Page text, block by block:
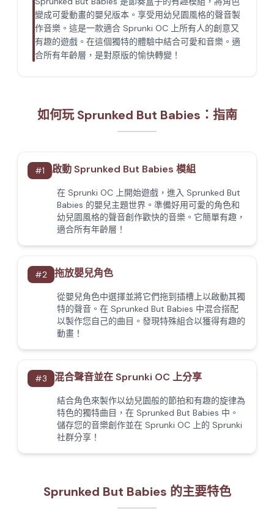
變成可愛動畫的嬰兒版本。享受用幼兒園風格的聲音製
作音樂。這是一款適合 Sprunki OC 上所有人的創意又
有趣的遊戲。在這個獨特的體驗中結合可愛和音樂。適
合所有年齡層，是對原版的愉快轉變！
如何玩 Sprunked But Babies：指南
#1 啟動 Sprunked But Babies 模組
在 Sprunki OC 上開始遊戲，進入 Sprunked But
Babies 的嬰兒主題世界。準備好用可愛的角色和
幼兒園風格的聲音創作歡快的音樂。它簡單有趣，
適合所有年齡層！
#2 拖放嬰兒角色
從嬰兒角色中選擇並將它們拖到插槽上以啟動其獨
特的聲音。在 Sprunked But Babies 中混合搭配
以製作您自己的曲目。發現特殊組合以獲得有趣的
動畫！
#3 混合聲音並在 Sprunki OC 上分享
結合角色來製作以幼兒園般的節拍和有趣的旋律為
特色的獨特曲目，在 Sprunked But Babies 中。
儲存您的音樂創作並在 Sprunki OC 上的 Sprunki
社群分享！
Sprunked But Babies 的主要特色